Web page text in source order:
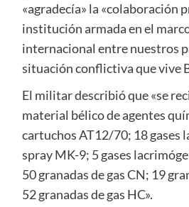
«agradecía» la «colaboración
institución armada en el
internacional entre nuestros
situación conflictiva que vive
El militar describió que «se
material bélico de agentes
cartuchos AT12/70; 18 gases
spray MK-9; 5 gases
50 granadas de gas CN; 19
52 granadas de gas HC».